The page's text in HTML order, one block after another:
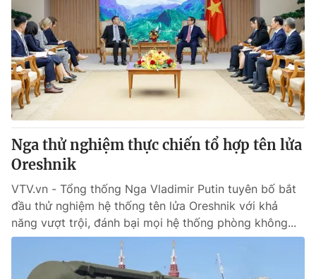
Nga thử nghiệm thực chiến tổ hợp tên lửa
Oreshnik
VTV.vn - Tổng thống Nga Vladimir Putin tuyên bố bắt
đầu thử nghiệm hệ thống tên lửa Oreshnik với khả
năng vượt trội, đánh bại mọi hệ thống phòng không...